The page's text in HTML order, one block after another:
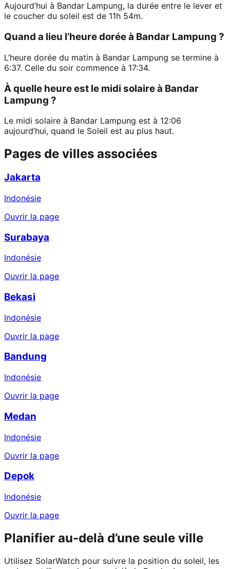
Aujourd’hui à Bandar Lampung, la durée entre le lever et
le coucher du soleil est de 11h 54m.
Quand a lieu l’heure dorée à Bandar Lampung ?
L’heure dorée du matin à Bandar Lampung se termine à
6:37. Celle du soir commence à 17:34.
À quelle heure est le midi solaire à Bandar
Lampung ?
Le midi solaire à Bandar Lampung est à 12:06
aujourd’hui, quand le Soleil est au plus haut.
Pages de villes associées
Jakarta
Indonésie
Ouvrir la page
Surabaya
Indonésie
Ouvrir la page
Bekasi
Indonésie
Ouvrir la page
Bandung
Indonésie
Ouvrir la page
Medan
Indonésie
Ouvrir la page
Depok
Indonésie
Ouvrir la page
Planifier au-delà d’une seule ville
Utilisez SolarWatch pour suivre la position du soleil, les